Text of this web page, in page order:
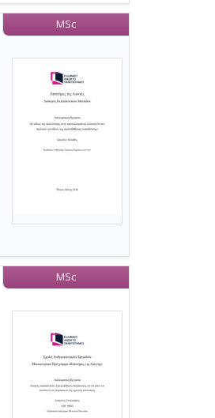
MSc
MSc